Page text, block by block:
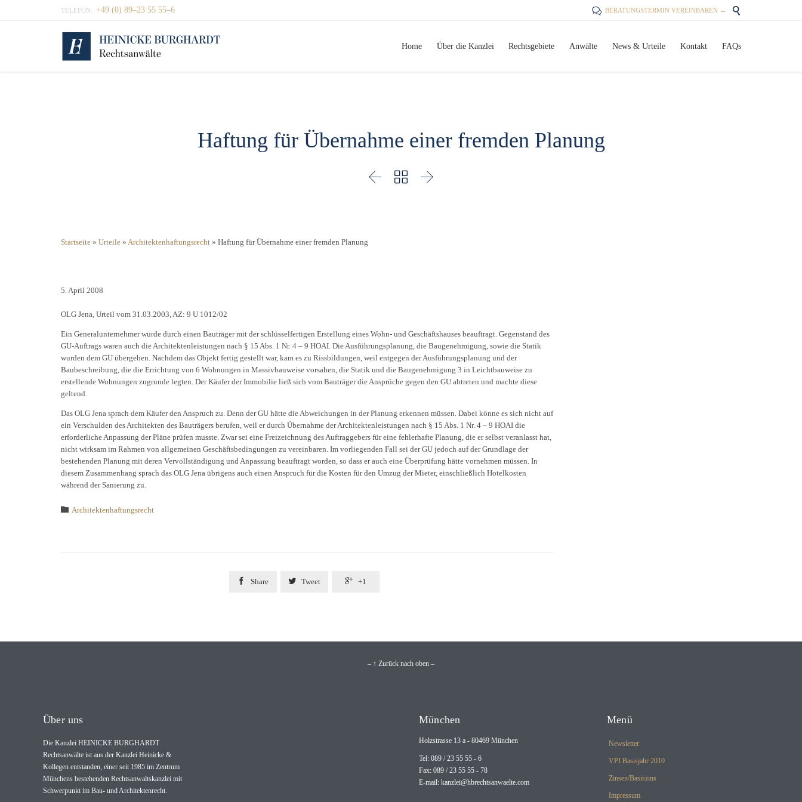
TELEFON: +49 (0) 89–23 55 55–6  BERATUNGSTERMIN VEREINBAREN → 
Home Über die Kanzlei Rechtsgebiete Anwälte News & Urteile Kontakt FAQs
Haftung für Übernahme einer fremden Planung
  
Startseite » Urteile » Architektenhaftungsrecht » Haftung für Übernahme einer fremden Planung
5. April 2008
OLG Jena, Urteil vom 31.03.2003, AZ: 9 U 1012/02
Ein Generalunternehmer wurde durch einen Bauträger mit der schlüsselfertigen Erstellung eines Wohn- und Geschäftshauses beauftragt. Gegenstand des
GU-Auftrags waren auch die Architektenleistungen nach § 15 Abs. 1 Nr. 4 – 9 HOAI. Die Ausführungsplanung, die Baugenehmigung, sowie die Statik
wurden dem GU übergeben. Nachdem das Objekt fertig gestellt war, kam es zu Rissbildungen, weil entgegen der Ausführungsplanung und der
Baubeschreibung, die die Errichtung von 6 Wohnungen in Massivbauweise vorsahen, die Statik und die Baugenehmigung 3 in Leichtbauweise zu
erstellende Wohnungen zugrunde legten. Der Käufer der Immobilie ließ sich vom Bauträger die Ansprüche gegen den GU abtreten und machte diese
geltend.
Das OLG Jena sprach dem Käufer den Anspruch zu. Denn der GU hätte die Abweichungen in der Planung erkennen müssen. Dabei könne es sich nicht auf
ein Verschulden des Architekten des Bauträgers berufen, weil er durch Übernahme der Architektenleistungen nach § 15 Abs. 1 Nr. 4 – 9 HOAI die
erforderliche Anpassung der Pläne prüfen musste. Zwar sei eine Freizeichnung des Auftraggebers für eine fehlerhafte Planung, die er selbst veranlasst hat,
nicht wirksam im Rahmen von allgemeinen Geschäftsbedingungen zu vereinbaren. Im vorliegenden Fall sei der GU jedoch auf der Grundlage der
bestehenden Planung mit deren Vervollständigung und Anpassung beauftragt worden, so dass er auch eine Überprüfung hätte vornehmen müssen. In
diesem Zusammenhang sprach das OLG Jena übrigens auch einen Anspruch für die Kosten für den Umzug der Mieter, einschließlich Hotelkosten
während der Sanierung zu.
 Category
Architektenhaftungsrecht
 Share  Tweet  +1
– ↑ Zurück nach oben –
Über uns
Die Kanzlei HEINICKE BURGHARDT
Rechtsanwälte ist aus der Kanzlei Heinicke &
Kollegen entstanden, einer seit 1985 im Zentrum
Münchens bestehenden Rechtsanwaltskanzlei mit
Schwerpunkt im Bau- und Architektenrecht.
München
Holzstrasse 13 a - 80469 München
Tel: 089 / 23 55 55 - 6
Fax: 089 / 23 55 55 - 78
E-mail: kanzlei@hbrechtsanwaelte.com
Menü
Newsletter
VPI Basisjahr 2010
Zinsen/Basiszins
Impressum